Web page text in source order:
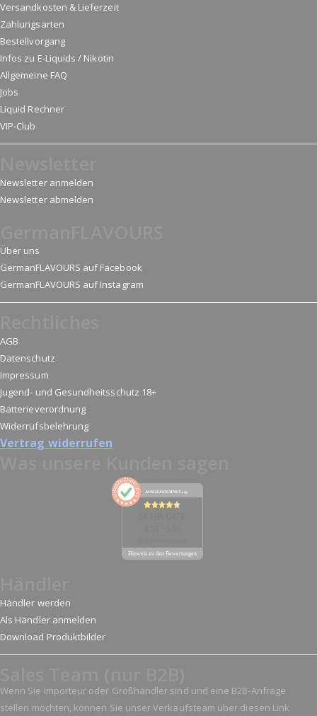
Versandkosten & Lieferzeit
Zahlungsarten
Bestellvorgang
Infos zu E-Liquids / Nikotin
Allgemeine FAQ
Jobs
Liquid Rechner
VIP-Club
Newsletter anmelden
Newsletter abmelden
Über uns
GermanFLAVOURS auf Facebook
GermanFLAVOURS auf Instagram
AGB
Datenschutz
Impressum
Jugend- und Gesundheitsschutz 18+
Batterieverordnung
Widerrufsbelehrung
Vertrag widerrufen
AUSGEZEICHNET.org
Hinweis zu den Bewertungen
Händler werden
Als Händler anmelden
Download Produktbilder
Wenn Sie Importeur oder Großhändler sind und eine B2B-Anfrage
stellen möchten, können Sie unser Verkaufsteam über diesen Link